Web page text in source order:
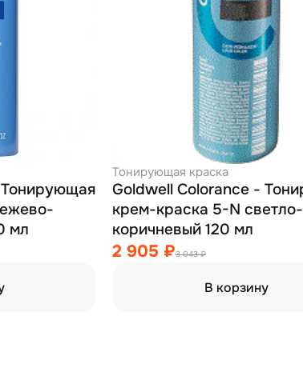
мл
Тонирующая краска
Goldwell Colorance -
крем-краска 5-N светло-
коричневый 120 мл
2 905 ₽3 043 ₽
В корзину